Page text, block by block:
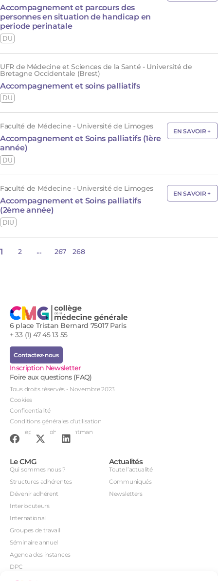
Accompagnement et parcours des
personnes en situation de handicap en
periode perinatale
DU
UFR de Médecine et Sciences de la Santé - Université de
Bretagne Occidentale (Brest)
Accompagnement et soins palliatifs
DU
Faculté de Médecine - Université de Limoges
Accompagnement et Soins palliatifs (1ère
année)
DU
EN SAVOIR +
Faculté de Médecine - Université de Limoges
Accompagnement et Soins palliatifs
(2ème année)
DIU
EN SAVOIR +
1 2 ... 267 268
6 place Tristan Bernard 75017 Paris
+ 33 (1) 47 45 13 55
Contactez-nous
Inscription Newsletter
Foire aux questions (FAQ)
Tous droits réservés - Novembre 2023
Cookies
Confidentialité
Conditions générales d'utilisation
Conception : John Brightman
Le CMG
Qui sommes nous ?
Structures adhérentes
Dévenir adhérent
Interlocuteurs
International
Groupes de travail
Séminaire annuel
Agenda des instances
DPC
Actualités
Toute l’actualité
Communiqués
Newsletters